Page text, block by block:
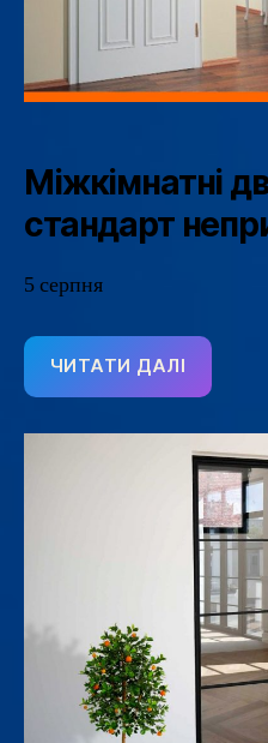
Міжкімнатні
стандарт
5 серпня
ЧИТАТИ ДАЛІ